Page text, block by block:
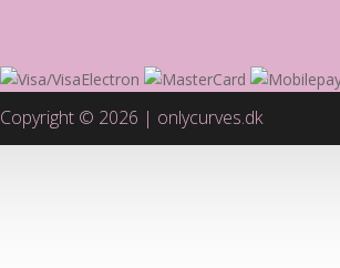
Copyright © 2026 | onlycurves.dk